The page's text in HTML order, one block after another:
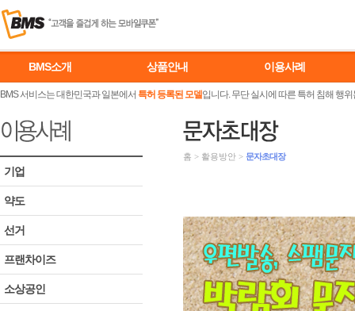
BMS소개 상품안내 이용사례
BMS 서비스는 대한민국과 일본에서 특허 등록된 모델입니다. 무단 실시에 따른 특허 침해 행
기업
약도
선거
프랜차이즈
소상공인
홈 > 활용방안 > 문자초대장